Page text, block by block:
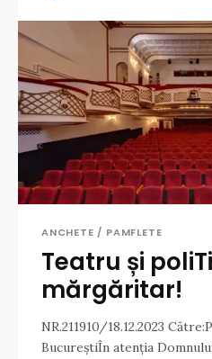
ANCHETE / PAMFLETE
Teatru și
mărgăritar!
NR.211910/18.12.2023 Către:Primăria Municipiului
BucureștiÎn atenția